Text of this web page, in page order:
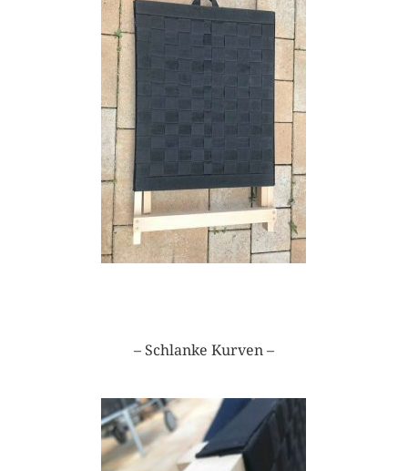
– Schlanke Kurven –